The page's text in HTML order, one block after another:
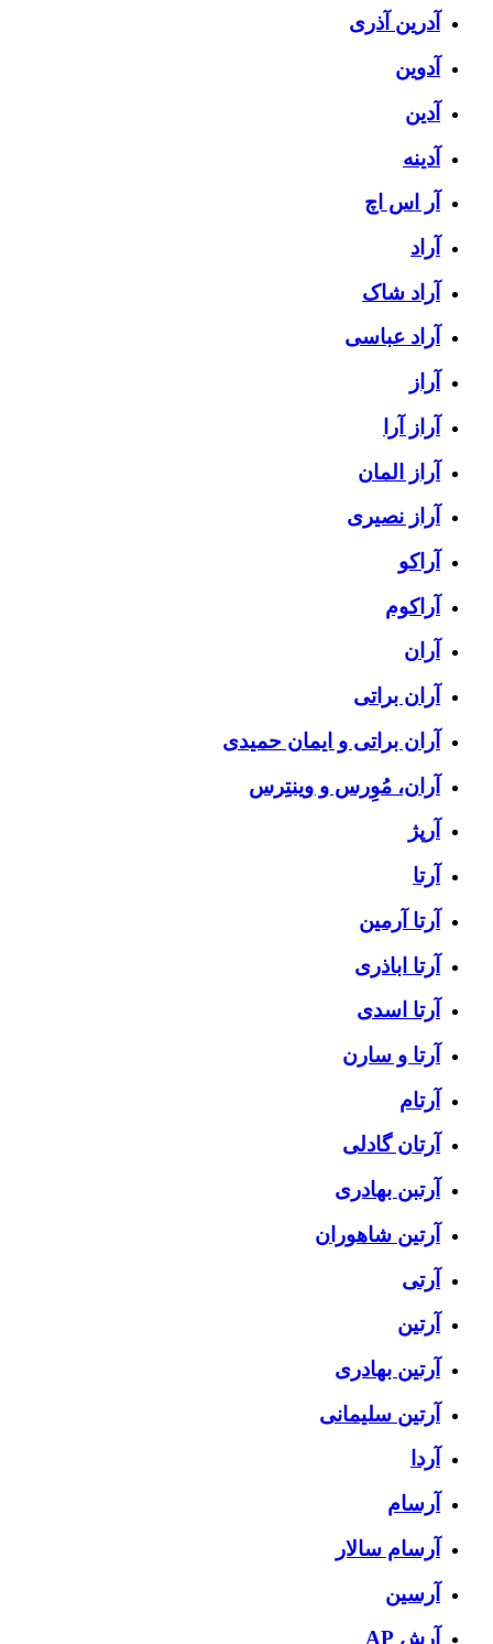
آدرین آذری
آدوین
آدین
آدینه
آر اس اچ
آراد
آراد شاک
آراد عباسی
آراز
آراز آرا
آراز المان
آراز نصیری
آراکو
آراکوم
آران
آران براتی
آران براتی و ایمان حمیدی
آران، مُوِرس و وینتِرس
آرپژ
آرتا
آرتا آرمین
آرتا اباذری
آرتا اسدی
آرتا و سارن
آرتام
آرتان گادلی
آرتبن بهادری
آرتين شاهوران
آرتی
آرتین
آرتین بهادری
آرتین سلیمانی
آردا
آرسام
آرسام سالار
آرسین
آرش AP